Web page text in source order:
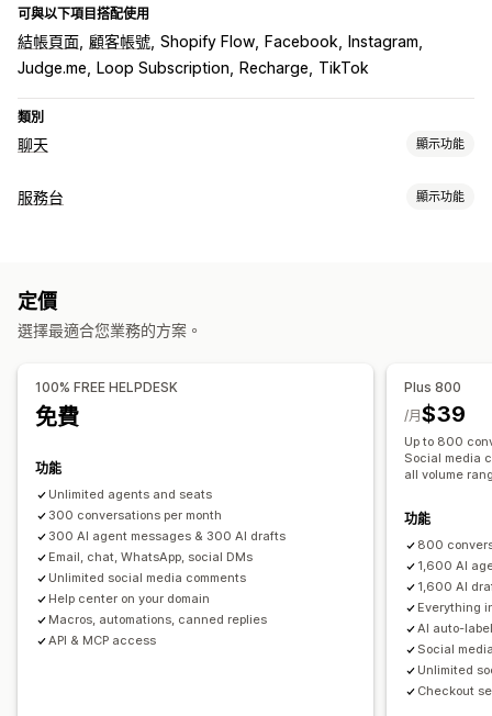
可與以下項目搭配使用
結帳頁面 顧客帳號 Shopify Flow Facebook
Instagram
Judge.me
Loop Subscription Recharge TikTok
類別
聊天 顯示功能
即時傳訊
自動回覆
常見問題 招呼語 商品推薦
自訂
顏色和字型
標記
服務台 顯示功能
意見回饋問卷
定價
選擇最適合您業務的方案。
100% FREE HELPDESK
免費
功能
Unlimited agents and seats
300 conversations per month
300 AI agent messages & 300 AI drafts
Email, chat, WhatsApp, social DMs
Unlimited social media comments
Help center on your domain
Macros, automations, canned replies
API & MCP access
Plus 800
$39
/月
Up to 800
Social media
all volume
功能
800
1,600 AI
1,600 AI
Everything
AI auto-
Social
Unlimited
Checkout